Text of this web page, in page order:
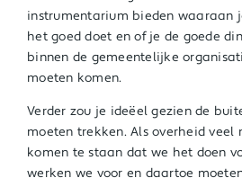
instrumentarium bieden waaraan
het goed doet en of je de goede
binnen de gemeentelijke
moeten komen.
Verder zou je ideëel gezien de
moeten trekken. Als overheid veel
komen te staan dat we het doen
werken we voor en daartoe